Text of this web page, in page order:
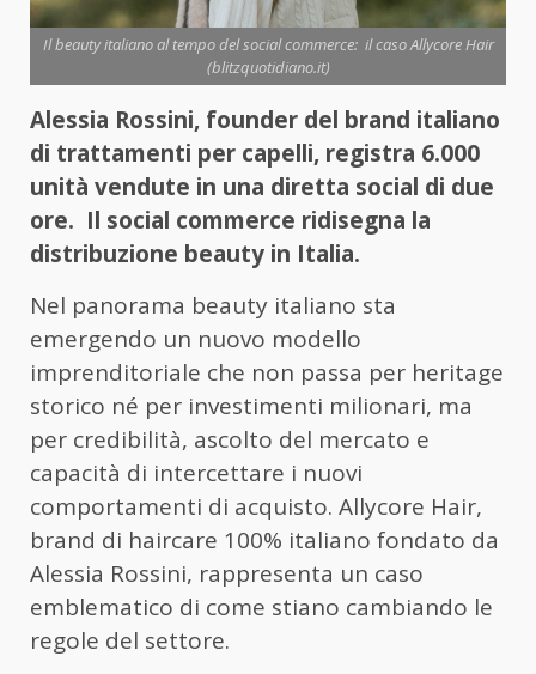
Il beauty italiano al tempo del social commerce: il caso Allycore Hair
(blitzquotidiano.it)
Alessia Rossini, founder del brand italiano
di trattamenti per capelli, registra 6.000
unità vendute in una diretta social di due
ore. Il social commerce ridisegna la
distribuzione beauty in Italia.
Nel panorama beauty italiano sta
emergendo un nuovo modello
imprenditoriale che non passa per heritage
storico né per investimenti milionari, ma
per credibilità, ascolto del mercato e
capacità di intercettare i nuovi
comportamenti di acquisto. Allycore Hair,
brand di haircare 100% italiano fondato da
Alessia Rossini, rappresenta un caso
emblematico di come stiano cambiando le
regole del settore.